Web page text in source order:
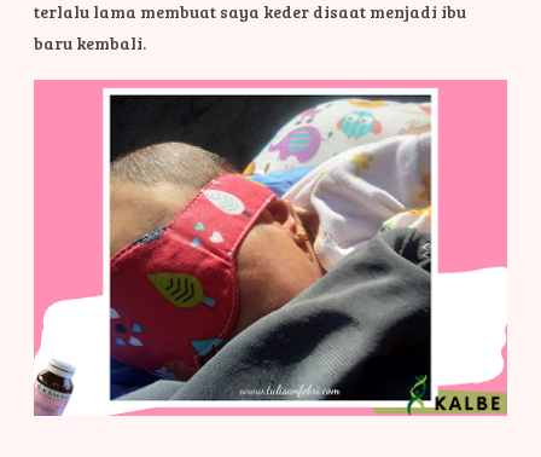
terlalu lama membuat saya keder disaat menjadi ibu
baru kembali.